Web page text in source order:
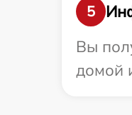
5
Вы
домой